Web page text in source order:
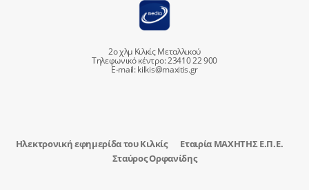
2ο χλμ Κιλκίς Μεταλλικού
Τηλεφωνικό κέντρο: 23410 22 900
E-mail:kilkis@maxitis.gr
Ηλεκτρονική εφημερίδα του Κιλκίς
Εταιρία ΜΑΧΗΤΗΣ Ε.Π.Ε.
Σταύρος Ορφανίδης